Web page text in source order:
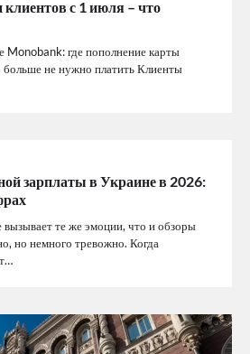
клиентов с 1 июля – что
Monobank: где пополнение карты
больше не нужно платить Клиенты
зарплаты в Украине в 2026:
вызывает те же эмоции, что и обзоры
но немного тревожно. Когда